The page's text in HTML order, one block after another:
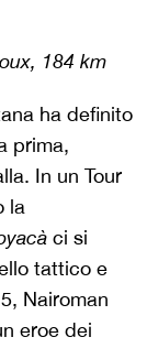
184 km
ha definito
prima,
In un Tour
la
ci si
tattico e
Nairoman
eroe dei